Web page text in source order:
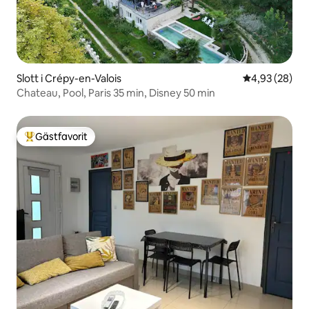
Slott i Crépy-en-Valois 4,93 av 5 i
4,93 (28)
Chateau, Pool, Paris 35 min, Disney 50 min
Populär gästfavorit
Gästfavorit